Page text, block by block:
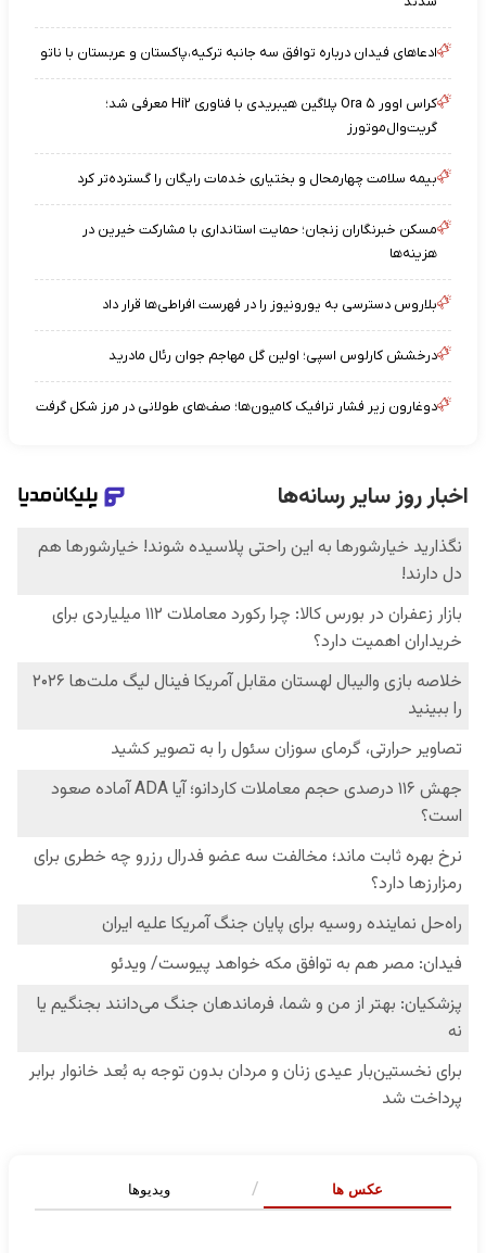
ادعاهای فیدان درباره توافق سه جانبه ترکیه،پاکستان و عربستان با ناتو
کراس اوور Ora ۵ پلاگین هیبریدی با فناوری Hi۲ معرفی شد؛
گریت‌وال‌موتورز
بیمه سلامت چهارمحال‌ و بختیاری خدمات رایگان را گسترده‌تر کرد
مسکن خبرنگاران زنجان؛ حمایت استانداری با مشارکت خیرین در
هزینه‌ها
بلاروس دسترسی به یورونیوز را در فهرست افراطی‌ها قرار داد
درخشش کارلوس اسپی؛ اولین گل مهاجم جوان رئال مادرید
دوغارون زیر فشار ترافیک کامیون‌ها؛ صف‌های طولانی در مرز شکل گرفت
عکس ها ویدیوها